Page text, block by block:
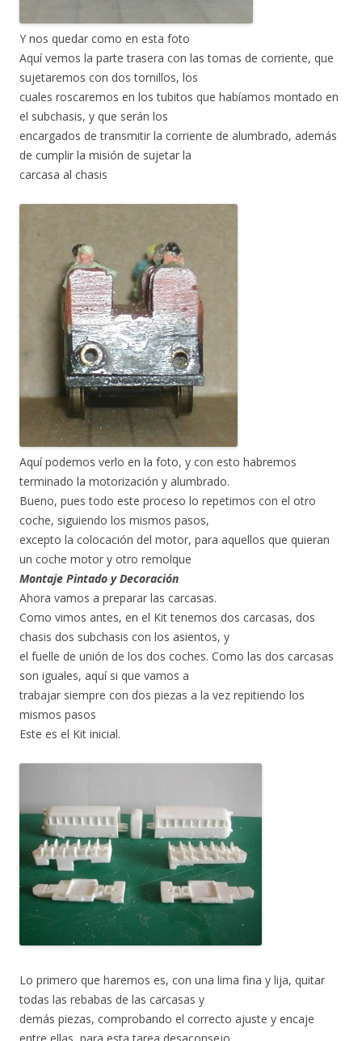
Y nos quedar como en esta foto
Aquí vemos la parte trasera con las tomas de corriente, que
sujetaremos con dos tornillos, los
cuales roscaremos en los tubitos que habíamos montado en
el subchasis, y que serán los
encargados de transmitir la corriente de alumbrado, además
de cumplir la misión de sujetar la
carcasa al chasis
Aquí podemos verlo en la foto, y con esto habremos
terminado la motorización y alumbrado.
Bueno, pues todo este proceso lo repetimos con el otro
coche, siguiendo los mismos pasos,
excepto la colocación del motor, para aquellos que quieran
un coche motor y otro remolque
Montaje Pintado y Decoración
Ahora vamos a preparar las carcasas.
Como vimos antes, en el Kit tenemos dos carcasas, dos
chasis dos subchasis con los asientos, y
el fuelle de unión de los dos coches. Como las dos carcasas
son iguales, aquí si que vamos a
trabajar siempre con dos piezas a la vez repitiendo los
mismos pasos
Este es el Kit inicial.
Lo primero que haremos es, con una lima fina y lija, quitar
todas las rebabas de las carcasas y
demás piezas, comprobando el correcto ajuste y encaje